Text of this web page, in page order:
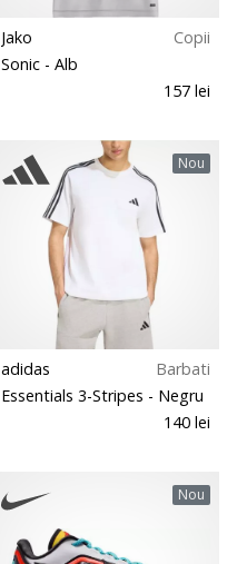
Jako
Copii
Sonic - Alb
157 lei
Nou
adidas
Barbati
Essentials 3-Stripes - Negru
140 lei
Nou